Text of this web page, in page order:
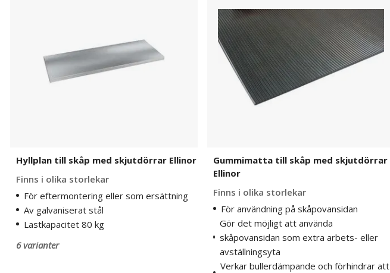
Hyllplan till skåp med skjutdörrar Ellinor
Finns i olika storlekar
För eftermontering eller som ersättning
Av galvaniserat stål
Lastkapacitet 80 kg
6 varianter
med
skjutdörrar
Ellinor
Gummimatta till skåp med skjutdörrar
Ellinor
Finns i olika storlekar
För användning på skåpovansidan
Gör det möjligt att använda
skåpovansidan som extra arbets- eller
avställningsyta
Verkar bullerdämpande och förhindrar att